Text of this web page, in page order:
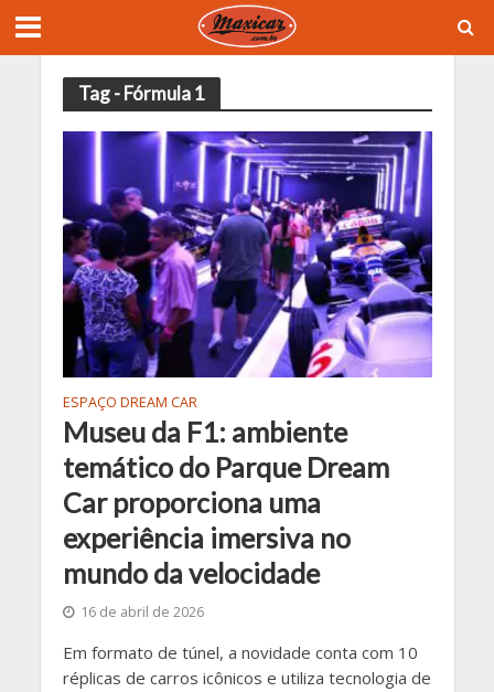
Tag - Fórmula 1
ESPAÇO DREAM CAR
Museu da F1: ambiente
temático do Parque Dream
Car proporciona uma
experiência imersiva no
mundo da velocidade
16 de abril de 2026
Em formato de túnel, a novidade conta com 10
réplicas de carros icônicos e utiliza tecnologia de